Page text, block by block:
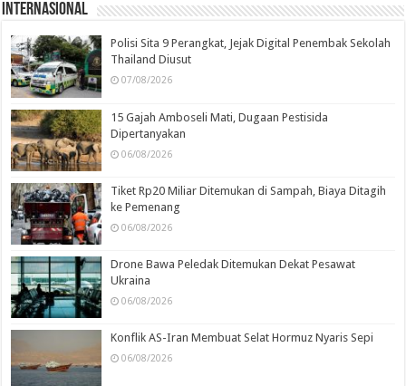
Internasional
Polisi Sita 9 Perangkat, Jejak Digital Penembak Sekolah
Thailand Diusut
07/08/2026
15 Gajah Amboseli Mati, Dugaan Pestisida
Dipertanyakan
06/08/2026
Tiket Rp20 Miliar Ditemukan di Sampah, Biaya Ditagih
ke Pemenang
06/08/2026
Drone Bawa Peledak Ditemukan Dekat Pesawat
Ukraina
06/08/2026
Konflik AS-Iran Membuat Selat Hormuz Nyaris Sepi
06/08/2026